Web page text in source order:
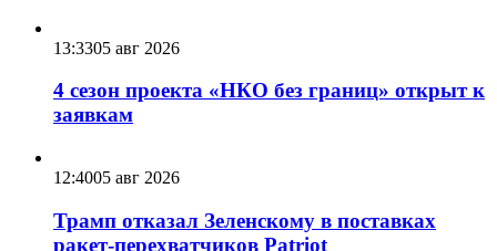
13:3305 авг 2026
4 сезон проекта «НКО без границ» открыт к
заявкам
12:4005 авг 2026
Трамп отказал Зеленскому в поставках
ракет-перехватчиков Patriot